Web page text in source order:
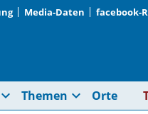
Media-Daten facebook-
expand_more Themen expand_more Orte